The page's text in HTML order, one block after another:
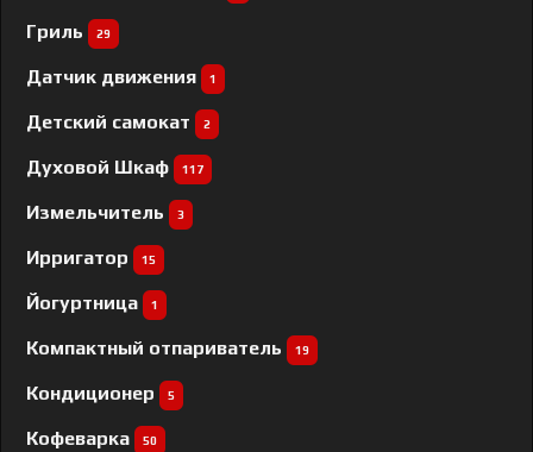
Гриль 29
Датчик движения 1
Детский самокат 2
Духовой Шкаф 117
Измельчитель 3
Ирригатор 15
Йогуртница 1
Компактный отпариватель 19
Кондиционер 5
Кофеварка 50